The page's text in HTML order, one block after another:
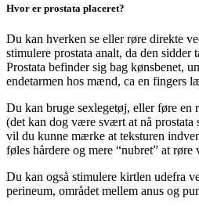
Hvor er prostata placeret?
Du kan hverken se eller røre direkte
stimulere prostata analt, da den sidder
Prostata befinder sig bag kønsbenet,
endetarmen hos mænd, ca en fingers
Du kan bruge sexlegetøj, eller føre en
(det kan dog være svært at nå prostata
vil du kunne mærke at teksturen
føles hårdere og mere “nubret” at røre
Du kan også stimulere kirtlen udefra
perineum, området mellem anus og